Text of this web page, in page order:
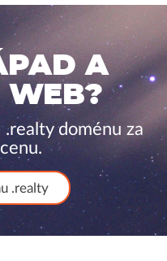
A
WEB?
doménu za
.realty